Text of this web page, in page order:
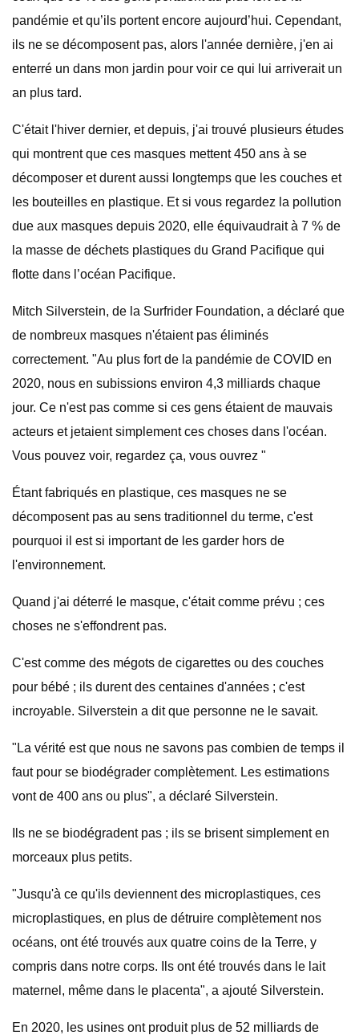
pandémie et qu’ils portent encore aujourd’hui. Cependant,
ils ne se décomposent pas, alors l'année dernière, j'en ai
enterré un dans mon jardin pour voir ce qui lui arriverait un
an plus tard.
C'était l'hiver dernier, et depuis, j'ai trouvé plusieurs études
qui montrent que ces masques mettent 450 ans à se
décomposer et durent aussi longtemps que les couches et
les bouteilles en plastique. Et si vous regardez la pollution
due aux masques depuis 2020, elle équivaudrait à 7 % de
la masse de déchets plastiques du Grand Pacifique qui
flotte dans l’océan Pacifique.
Mitch Silverstein, de la Surfrider Foundation, a déclaré que
de nombreux masques n'étaient pas éliminés
correctement. "Au plus fort de la pandémie de COVID en
2020, nous en subissions environ 4,3 milliards chaque
jour. Ce n'est pas comme si ces gens étaient de mauvais
acteurs et jetaient simplement ces choses dans l'océan.
Vous pouvez voir, regardez ça, vous ouvrez "
Étant fabriqués en plastique, ces masques ne se
décomposent pas au sens traditionnel du terme, c'est
pourquoi il est si important de les garder hors de
l'environnement.
Quand j'ai déterré le masque, c'était comme prévu ; ces
choses ne s'effondrent pas.
C'est comme des mégots de cigarettes ou des couches
pour bébé ; ils durent des centaines d'années ; c'est
incroyable. Silverstein a dit que personne ne le savait.
"La vérité est que nous ne savons pas combien de temps il
faut pour se biodégrader complètement. Les estimations
vont de 400 ans ou plus", a déclaré Silverstein.
Ils ne se biodégradent pas ; ils se brisent simplement en
morceaux plus petits.
"Jusqu'à ce qu'ils deviennent des microplastiques, ces
microplastiques, en plus de détruire complètement nos
océans, ont été trouvés aux quatre coins de la Terre, y
compris dans notre corps. Ils ont été trouvés dans le lait
maternel, même dans le placenta", a ajouté Silverstein.
En 2020, les usines ont produit plus de 52 milliards de